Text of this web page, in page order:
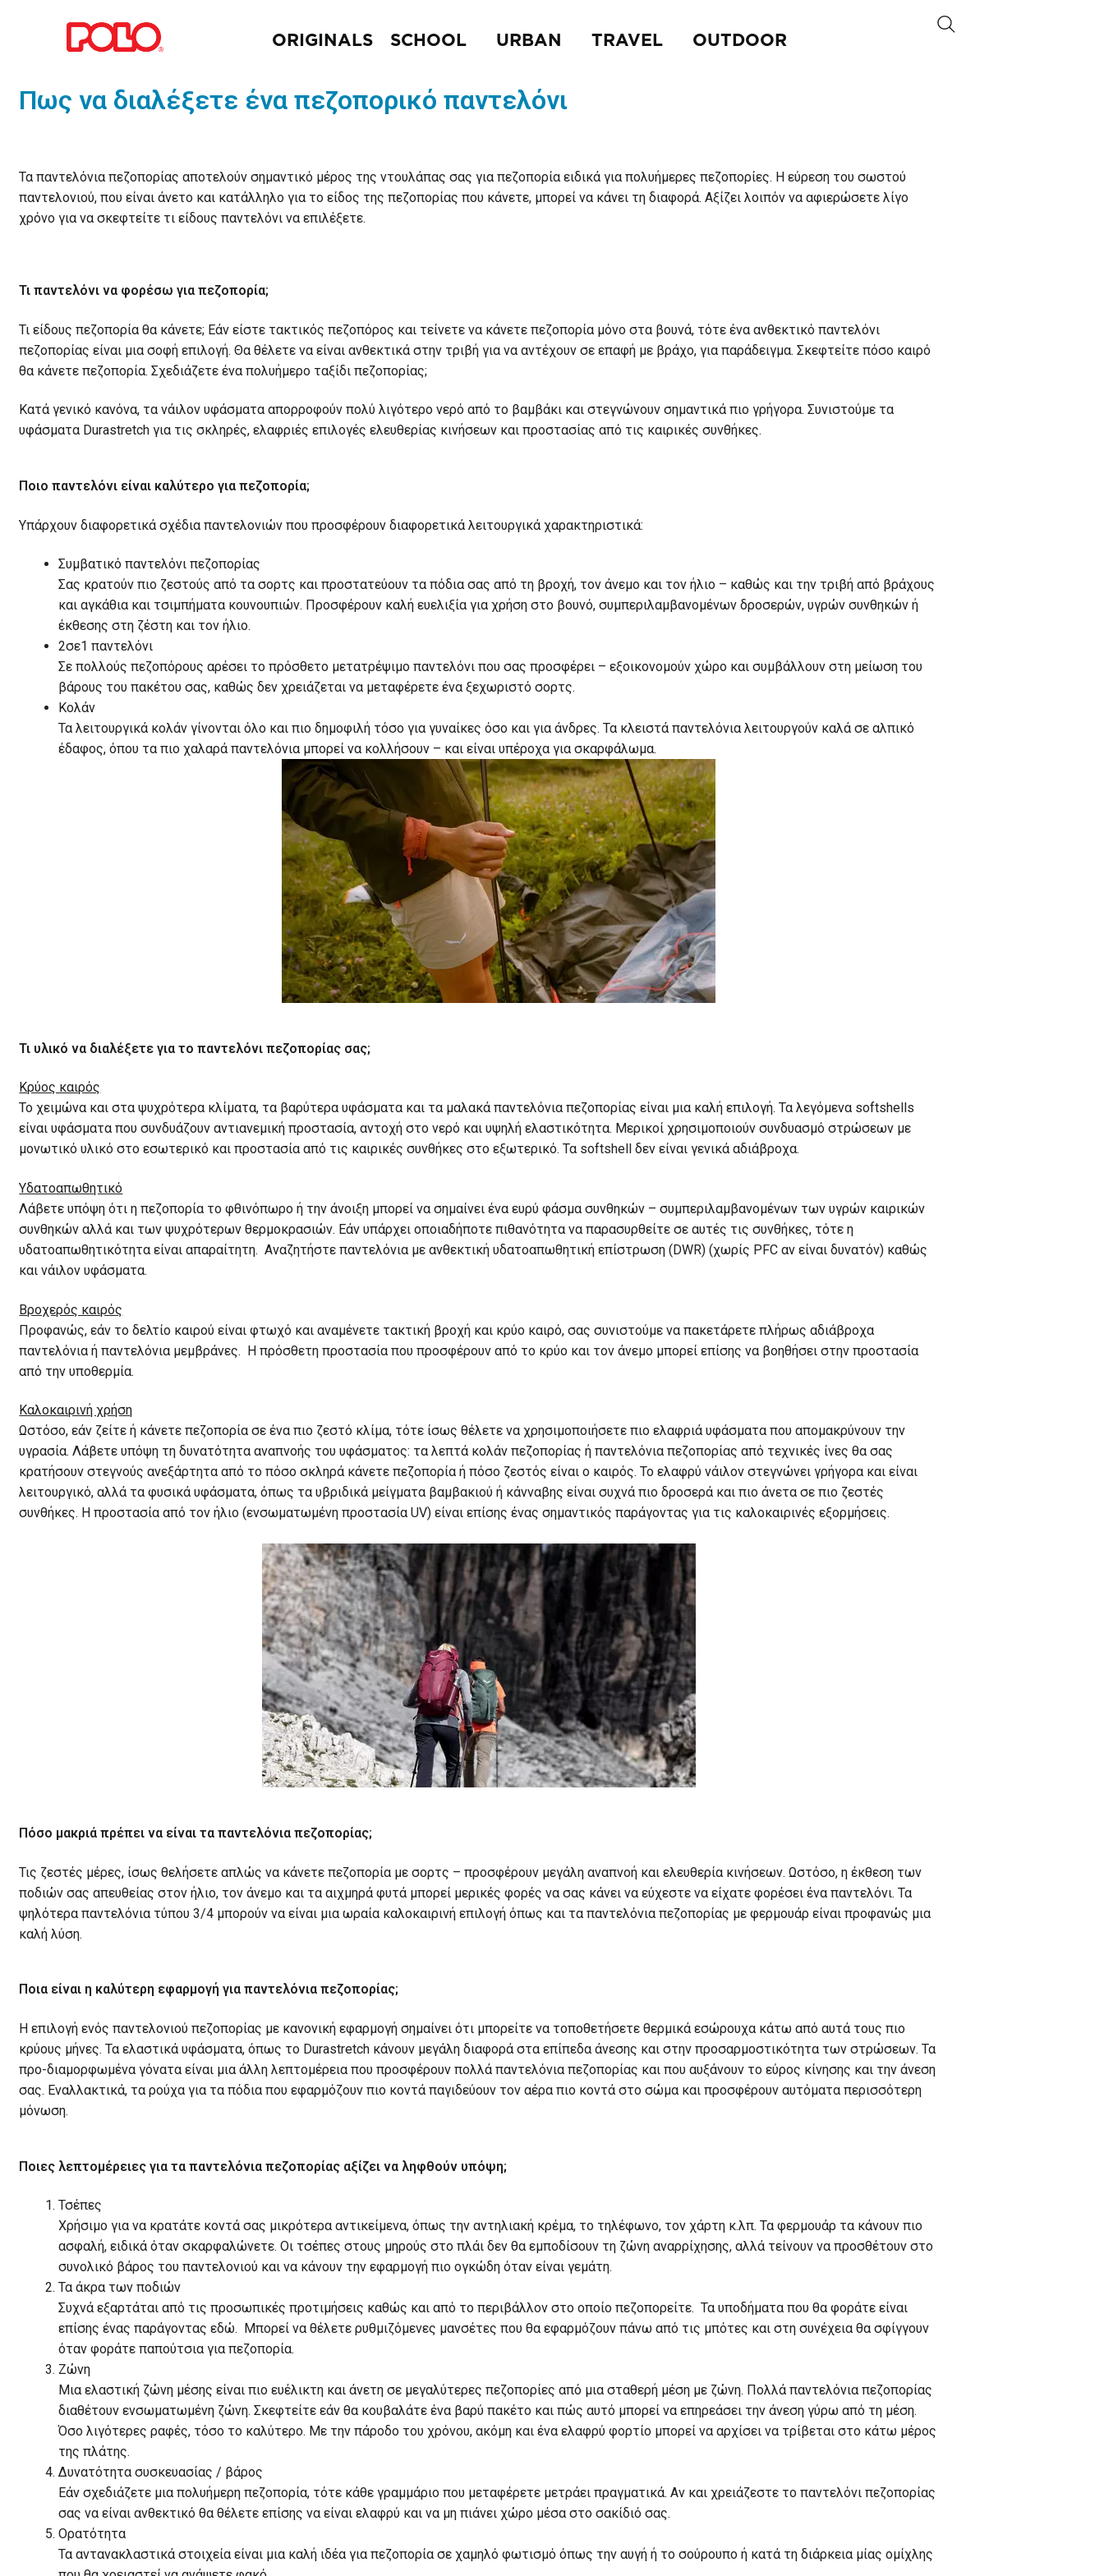
ORIGINALS SCHOOL URBAN TRAVEL OUTDOOR
Πως να διαλέξετε ένα πεζοπορικό παντελόνι
Τα παντελόνια πεζοπορίας αποτελούν σημαντικό μέρος της ντουλάπας σας για πεζοπορία ειδικά για πολυήμερες πεζοπορίες. Η εύρεση του σωστού
παντελονιού, που είναι άνετο και κατάλληλο για το είδος της πεζοπορίας που κάνετε, μπορεί να κάνει τη διαφορά. Αξίζει λοιπόν να αφιερώσετε λίγο
χρόνο για να σκεφτείτε τι είδους παντελόνι να επιλέξετε.
Τι παντελόνι να φορέσω για πεζοπορία;
Τι είδους πεζοπορία θα κάνετε; Εάν είστε τακτικός πεζοπόρος και τείνετε να κάνετε πεζοπορία μόνο στα βουνά, τότε ένα ανθεκτικό παντελόνι
πεζοπορίας είναι μια σοφή επιλογή. Θα θέλετε να είναι ανθεκτικά στην τριβή για να αντέχουν σε επαφή με βράχο, για παράδειγμα. Σκεφτείτε πόσο καιρό
θα κάνετε πεζοπορία. Σχεδιάζετε ένα πολυήμερο ταξίδι πεζοπορίας;
Κατά γενικό κανόνα, τα νάιλον υφάσματα απορροφούν πολύ λιγότερο νερό από το βαμβάκι και στεγνώνουν σημαντικά πιο γρήγορα. Συνιστούμε τα
υφάσματα Durastretch για τις σκληρές, ελαφριές επιλογές ελευθερίας κινήσεων και προστασίας από τις καιρικές συνθήκες.
Ποιο παντελόνι είναι καλύτερο για πεζοπορία;
Υπάρχουν διαφορετικά σχέδια παντελονιών που προσφέρουν διαφορετικά λειτουργικά χαρακτηριστικά:
Συμβατικό παντελόνι πεζοπορίας
Σας κρατούν πιο ζεστούς από τα σορτς και προστατεύουν τα πόδια σας από τη βροχή, τον άνεμο και τον ήλιο – καθώς και την τριβή από βράχους
και αγκάθια και τσιμπήματα κουνουπιών. Προσφέρουν καλή ευελιξία για χρήση στο βουνό, συμπεριλαμβανομένων δροσερών, υγρών συνθηκών ή
έκθεσης στη ζέστη και τον ήλιο.
2σε1 παντελόνι
Σε πολλούς πεζοπόρους αρέσει το πρόσθετο μετατρέψιμο παντελόνι που σας προσφέρει – εξοικονομούν χώρο και συμβάλλουν στη μείωση του
βάρους του πακέτου σας, καθώς δεν χρειάζεται να μεταφέρετε ένα ξεχωριστό σορτς.
Κολάν
Τα λειτουργικά κολάν γίνονται όλο και πιο δημοφιλή τόσο για γυναίκες όσο και για άνδρες. Τα κλειστά παντελόνια λειτουργούν καλά σε αλπικό
έδαφος, όπου τα πιο χαλαρά παντελόνια μπορεί να κολλήσουν – και είναι υπέροχα για σκαρφάλωμα.
Τι υλικό να διαλέξετε για το παντελόνι πεζοπορίας σας;
Κρύος καιρός
Το χειμώνα και στα ψυχρότερα κλίματα, τα βαρύτερα υφάσματα και τα μαλακά παντελόνια πεζοπορίας είναι μια καλή επιλογή. Τα λεγόμενα softshells
είναι υφάσματα που συνδυάζουν αντιανεμική προστασία, αντοχή στο νερό και υψηλή ελαστικότητα. Μερικοί χρησιμοποιούν συνδυασμό στρώσεων με
μονωτικό υλικό στο εσωτερικό και προστασία από τις καιρικές συνθήκες στο εξωτερικό. Τα softshell δεν είναι γενικά αδιάβροχα.
Υδατοαπωθητικό
Λάβετε υπόψη ότι η πεζοπορία το φθινόπωρο ή την άνοιξη μπορεί να σημαίνει ένα ευρύ φάσμα συνθηκών – συμπεριλαμβανομένων των υγρών καιρικών
συνθηκών αλλά και των ψυχρότερων θερμοκρασιών. Εάν υπάρχει οποιαδήποτε πιθανότητα να παρασυρθείτε σε αυτές τις συνθήκες, τότε η
υδατοαπωθητικότητα είναι απαραίτητη. Αναζητήστε παντελόνια με ανθεκτική υδατοαπωθητική επίστρωση (DWR) (χωρίς PFC αν είναι δυνατόν) καθώς
και νάιλον υφάσματα.
Βροχερός καιρός
Προφανώς, εάν το δελτίο καιρού είναι φτωχό και αναμένετε τακτική βροχή και κρύο καιρό, σας συνιστούμε να πακετάρετε πλήρως αδιάβροχα
παντελόνια ή παντελόνια μεμβράνες. Η πρόσθετη προστασία που προσφέρουν από το κρύο και τον άνεμο μπορεί επίσης να βοηθήσει στην προστασία
από την υποθερμία.
Καλοκαιρινή χρήση
Ωστόσο, εάν ζείτε ή κάνετε πεζοπορία σε ένα πιο ζεστό κλίμα, τότε ίσως θέλετε να χρησιμοποιήσετε πιο ελαφριά υφάσματα που απομακρύνουν την
υγρασία. Λάβετε υπόψη τη δυνατότητα αναπνοής του υφάσματος: τα λεπτά κολάν πεζοπορίας ή παντελόνια πεζοπορίας από τεχνικές ίνες θα σας
κρατήσουν στεγνούς ανεξάρτητα από το πόσο σκληρά κάνετε πεζοπορία ή πόσο ζεστός είναι ο καιρός. Το ελαφρύ νάιλον στεγνώνει γρήγορα και είναι
λειτουργικό, αλλά τα φυσικά υφάσματα, όπως τα υβριδικά μείγματα βαμβακιού ή κάνναβης είναι συχνά πιο δροσερά και πιο άνετα σε πιο ζεστές
συνθήκες. Η προστασία από τον ήλιο (ενσωματωμένη προστασία UV) είναι επίσης ένας σημαντικός παράγοντας για τις καλοκαιρινές εξορμήσεις.
Πόσο μακριά πρέπει να είναι τα παντελόνια πεζοπορίας;
Τις ζεστές μέρες, ίσως θελήσετε απλώς να κάνετε πεζοπορία με σορτς – προσφέρουν μεγάλη αναπνοή και ελευθερία κινήσεων. Ωστόσο, η έκθεση των
ποδιών σας απευθείας στον ήλιο, τον άνεμο και τα αιχμηρά φυτά μπορεί μερικές φορές να σας κάνει να εύχεστε να είχατε φορέσει ένα παντελόνι. Τα
ψηλότερα παντελόνια τύπου 3/4 μπορούν να είναι μια ωραία καλοκαιρινή επιλογή όπως και τα παντελόνια πεζοπορίας με φερμουάρ είναι προφανώς μια
καλή λύση.
Ποια είναι η καλύτερη εφαρμογή για παντελόνια πεζοπορίας;
Η επιλογή ενός παντελονιού πεζοπορίας με κανονική εφαρμογή σημαίνει ότι μπορείτε να τοποθετήσετε θερμικά εσώρουχα κάτω από αυτά τους πιο
κρύους μήνες. Τα ελαστικά υφάσματα, όπως το Durastretch κάνουν μεγάλη διαφορά στα επίπεδα άνεσης και στην προσαρμοστικότητα των στρώσεων. Τα
προ-διαμορφωμένα γόνατα είναι μια άλλη λεπτομέρεια που προσφέρουν πολλά παντελόνια πεζοπορίας και που αυξάνουν το εύρος κίνησης και την άνεση
σας. Εναλλακτικά, τα ρούχα για τα πόδια που εφαρμόζουν πιο κοντά παγιδεύουν τον αέρα πιο κοντά στο σώμα και προσφέρουν αυτόματα περισσότερη
μόνωση.
Ποιες λεπτομέρειες για τα παντελόνια πεζοπορίας αξίζει να ληφθούν υπόψη;
Τσέπες
Χρήσιμο για να κρατάτε κοντά σας μικρότερα αντικείμενα, όπως την αντηλιακή κρέμα, το τηλέφωνο, τον χάρτη κ.λπ. Τα φερμουάρ τα κάνουν πιο
ασφαλή, ειδικά όταν σκαρφαλώνετε. Οι τσέπες στους μηρούς στο πλάι δεν θα εμποδίσουν τη ζώνη αναρρίχησης, αλλά τείνουν να προσθέτουν στο
συνολικό βάρος του παντελονιού και να κάνουν την εφαρμογή πιο ογκώδη όταν είναι γεμάτη.
Τα άκρα των ποδιών
Συχνά εξαρτάται από τις προσωπικές προτιμήσεις καθώς και από το περιβάλλον στο οποίο πεζοπορείτε. Τα υποδήματα που θα φοράτε είναι
επίσης ένας παράγοντας εδώ. Μπορεί να θέλετε ρυθμιζόμενες μανσέτες που θα εφαρμόζουν πάνω από τις μπότες και στη συνέχεια θα σφίγγουν
όταν φοράτε παπούτσια για πεζοπορία.
Ζώνη
Μια ελαστική ζώνη μέσης είναι πιο ευέλικτη και άνετη σε μεγαλύτερες πεζοπορίες από μια σταθερή μέση με ζώνη. Πολλά παντελόνια πεζοπορίας
διαθέτουν ενσωματωμένη ζώνη. Σκεφτείτε εάν θα κουβαλάτε ένα βαρύ πακέτο και πώς αυτό μπορεί να επηρεάσει την άνεση γύρω από τη μέση.
Όσο λιγότερες ραφές, τόσο το καλύτερο. Με την πάροδο του χρόνου, ακόμη και ένα ελαφρύ φορτίο μπορεί να αρχίσει να τρίβεται στο κάτω μέρος
της πλάτης.
Δυνατότητα συσκευασίας / βάρος
Εάν σχεδιάζετε μια πολυήμερη πεζοπορία, τότε κάθε γραμμάριο που μεταφέρετε μετράει πραγματικά. Αν και χρειάζεστε το παντελόνι πεζοπορίας
σας να είναι ανθεκτικό θα θέλετε επίσης να είναι ελαφρύ και να μη πιάνει χώρο μέσα στο σακίδιό σας.
Ορατότητα
Τα αντανακλαστικά στοιχεία είναι μια καλή ιδέα για πεζοπορία σε χαμηλό φωτισμό όπως την αυγή ή το σούρουπο ή κατά τη διάρκεια μίας ομίχλης